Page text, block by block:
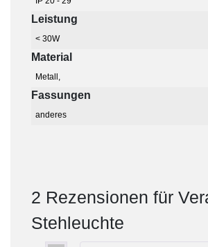
Leistung
< 30W
Material
Metall,
Fassungen
anderes
2 Rezensionen für
Stehleuchte